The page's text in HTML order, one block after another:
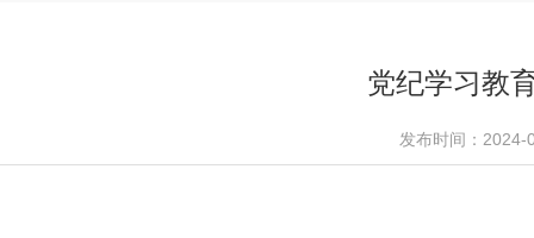
党纪学习教
发布时间：2024-